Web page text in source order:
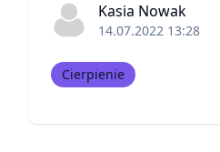
Kasia Nowak
14.07.2022 13:28
Cierpienie